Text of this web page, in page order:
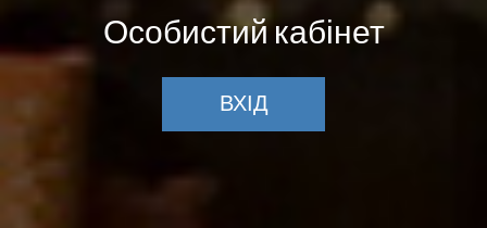
Особистий кабінет
ВХІД